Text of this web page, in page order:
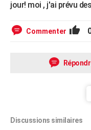
jour! moi , j'ai prévu
Commenter
Discussions similaires